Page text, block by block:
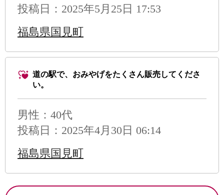
投稿日：2025年5月25日 17:53
福島県国見町
道の駅で、おみやげをたくさん販売してくださ
い。
男性 ：40代
投稿日：2025年4月30日 06:14
福島県国見町